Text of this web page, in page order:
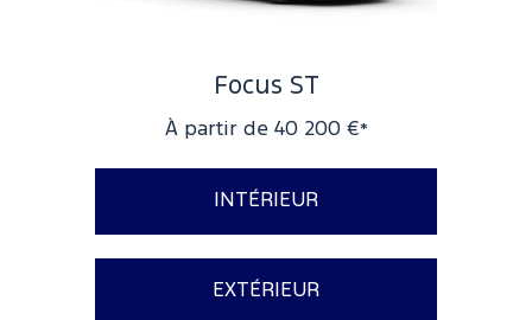
Focus ST
À partir de 40 200 €*
INTÉRIEUR
HUD - Affichage tête-haute
EXTÉRIEUR